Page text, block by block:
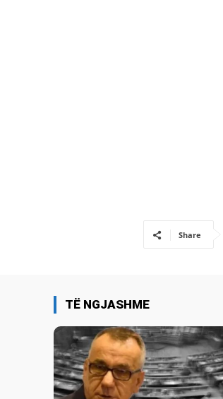
Share
TË NGJASHME